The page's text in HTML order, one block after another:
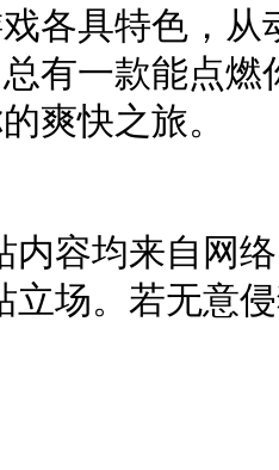
具特色，从
有一款能点
爽快之旅。
内容均来自网
立场。若无意